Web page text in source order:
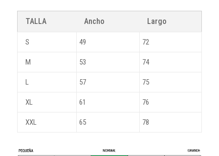
TALLA Ancho Largo
S 49 72
M 53 74
L 57 75
XL 61 76
XXL 65 78